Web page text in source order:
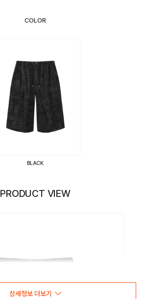
COLOR
BLACK
PRODUCT VIEW
상세정보 더보기